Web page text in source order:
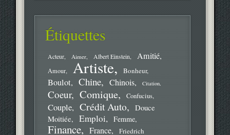
Étiquettes
Acteur Aimer Albert Einstein Amitié
Amour Artiste Bonheur
Boulot Chine Chinois Citation
Coeur Comique Confucius
Couple Crédit Auto
Douce
Moitiée
Emploi Femme
Finance France
Friedrich